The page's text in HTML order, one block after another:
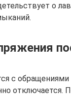
о
с обращениями
отключается.